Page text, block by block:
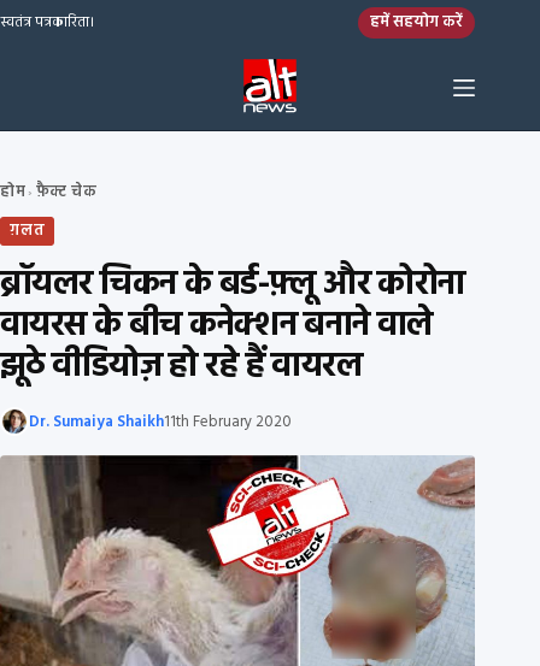
Skip to content
स्वतंत्र पत्रकारिता। हमें सहयोग करें
होम› फ़ैक्ट चेक
ग़लत
ब्रॉयलर चिकन के बर्ड-फ़्लू और कोरोना
वायरस के बीच कनेक्शन बनाने वाले
झूठे वीडियोज़ हो रहे हैं वायरल
Dr. Sumaiya Shaikh11th February 2020